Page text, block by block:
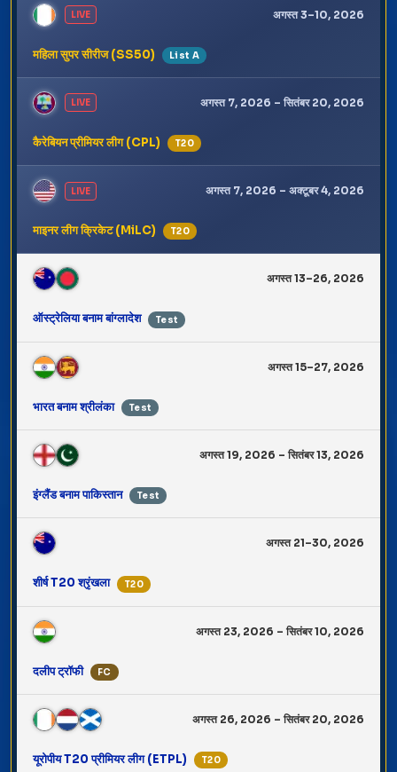
महिला सुपर सीरीज (SS50) List A
अगस्त 3–10, 2026
LIVE
कैरेबियन प्रीमियर लीग (CPL) T20
अगस्त 7, 2026 – सितंबर 20, 2026
LIVE
माइनर लीग क्रिकेट (MiLC) T20
अगस्त 7, 2026 – अक्टूबर 4, 2026
LIVE
ऑस्ट्रेलिया बनाम बांग्लादेश Test
अगस्त 13–26, 2026
भारत बनाम श्रीलंका Test
अगस्त 15–27, 2026
इंग्लैंड बनाम पाकिस्तान Test
अगस्त 19, 2026 – सितंबर 13, 2026
शीर्ष T20 श्रृंखला T20
अगस्त 21–30, 2026
दलीप ट्रॉफी FC
अगस्त 23, 2026 – सितंबर 10, 2026
यूरोपीय T20 प्रीमियर लीग (ETPL) T20
अगस्त 26, 2026 – सितंबर 20, 2026